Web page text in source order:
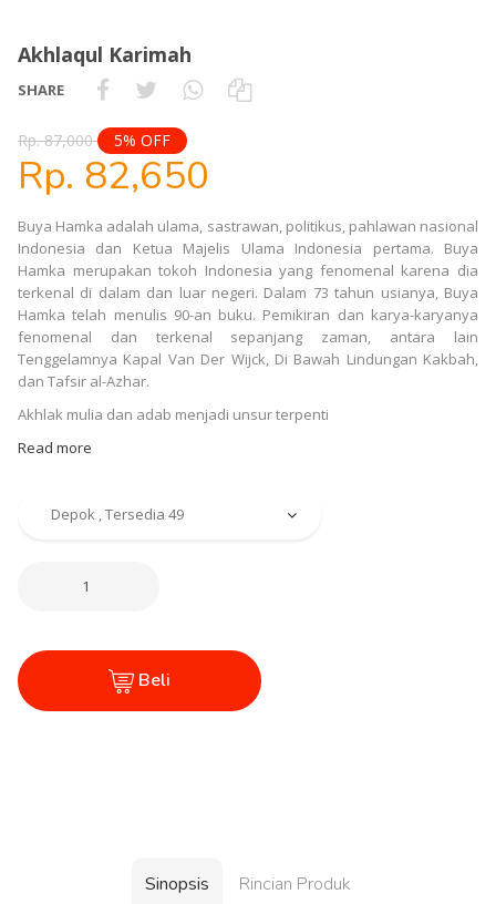
Akhlaqul Karimah
SHARE
Rp. 87,000 5% OFF
Rp. 82,650
Buya Hamka adalah ulama, sastrawan, politikus, pahlawan nasional
Indonesia dan Ketua Majelis Ulama Indonesia pertama. Buya
Hamka merupakan tokoh Indonesia yang fenomenal karena dia
terkenal di dalam dan luar negeri. Dalam 73 tahun usianya, Buya
Hamka telah menulis 90-an buku. Pemikiran dan karya-karyanya
fenomenal dan terkenal sepanjang zaman, antara lain
Tenggelamnya Kapal Van Der Wijck, Di Bawah Lindungan Kakbah,
dan Tafsir al-Azhar.
Akhlak mulia dan adab menjadi unsur terpenti
Read more
Beli
Sinopsis Rincian Produk